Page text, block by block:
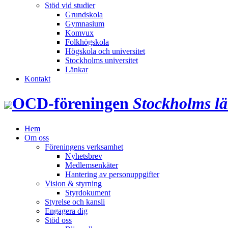
Stöd vid studier
Grundskola
Gymnasium
Komvux
Folkhögskola
Högskola och universitet
Stockholms universitet
Länkar
Kontakt
OCD‑föreningen Stockholms
Hem
Om oss
Föreningens verksamhet
Nyhetsbrev
Medlemsenkäter
Hantering av personuppgifter
Vision & styrning
Styrdokument
Styrelse och kansli
Engagera dig
Stöd oss